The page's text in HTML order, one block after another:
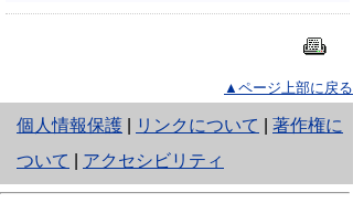
▲ページ上部に戻る
個人情報保護
と
り
ネ
リンクについて
著作権に
ついて
アクセシビリティ